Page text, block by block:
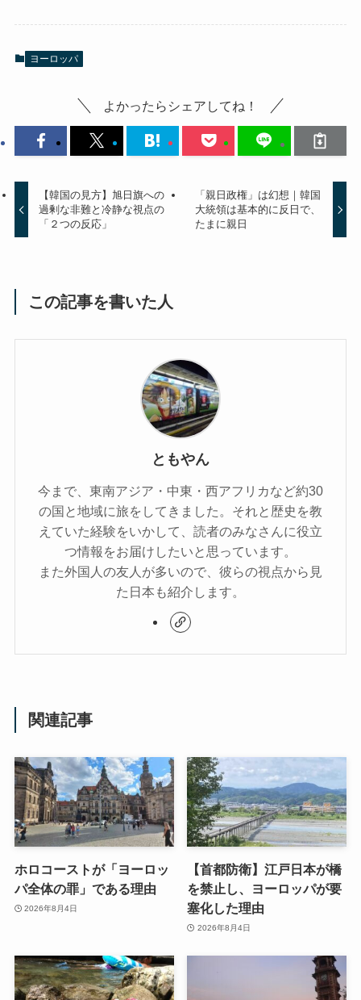
ヨーロッパ
よかったらシェアしてね！
【韓国の見方】旭日旗への
過剰な非難と冷静な視点の
「２つの反応」
「親日政権」は幻想｜韓国
大統領は基本的に反日で、
たまに親日
この記事を書いた人
ともやん
今まで、東南アジア・中東・西アフリカなど約30
の国と地域に旅をしてきました。それと歴史を教
えていた経験をいかして、読者のみなさんに役立
つ情報をお届けしたいと思っています。
また外国人の友人が多いので、彼らの視点から見
た日本も紹介します。
関連記事
ホロコーストが「ヨーロッ
パ全体の罪」である理由
2026年8月4日
【首都防衛】江戸日本が橋
を禁止し、ヨーロッパが要
塞化した理由
2026年8月4日